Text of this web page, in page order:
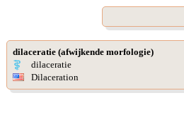
dilaceratie (afwijkende morfologie)
dilaceratie
Dilaceration